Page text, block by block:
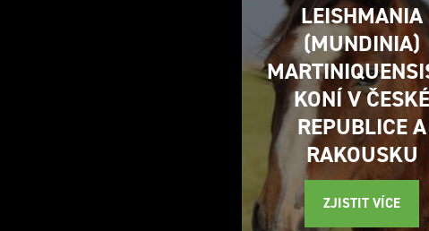
LEISHMANIA
(MUNDINIA)
KONÍ V ČESKÉ
REPUBLICE A
RAKOUSKU
ZJISTIT VÍCE